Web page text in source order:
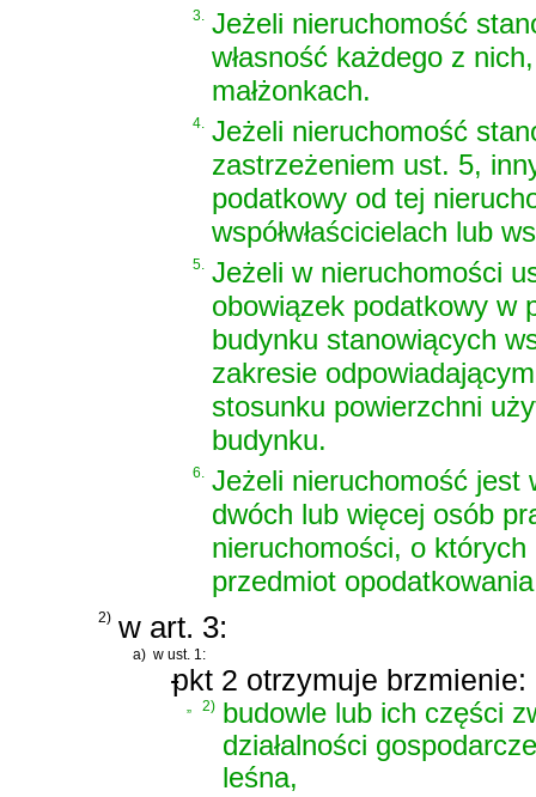
3.
Jeżeli nieruchomość
własność każdego z
małżonkach.
4.
Jeżeli nieruchomość
zastrzeżeniem ust. 5,
podatkowy od tej
współwłaścicielach lub
5.
Jeżeli w nieruchomości
obowiązek podatkowy w
budynku stanowiących
zakresie
stosunku powierzchni
budynku.
6.
Jeżeli nieruchomość jest
dwóch lub więcej osób
nieruchomości, o
przedmiot
2) w art. 3:
a) w ust. 1:
-
pkt 2 otrzymuje brzmienie:
„ 2)
budowle lub ich części
działalności
leśna,